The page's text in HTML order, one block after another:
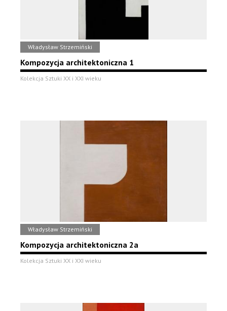
Władysław Strzemiński
Kompozycja architektoniczna 1
Kolekcja Sztuki XX i XXI wieku
Władysław Strzemiński
Kompozycja architektoniczna 2a
Kolekcja Sztuki XX i XXI wieku